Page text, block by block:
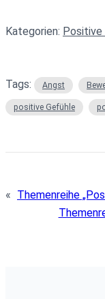
Kategorien: Positive
Tags: Angst
positive Gefühle
« Themenreihe